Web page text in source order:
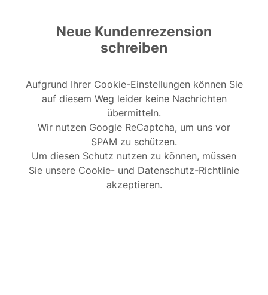
Neue Kundenrezension
schreiben
Aufgrund Ihrer Cookie-Einstellungen können Sie
auf diesem Weg leider keine Nachrichten
übermitteln.
Wir nutzen Google ReCaptcha, um uns vor
SPAM zu schützen.
Um diesen Schutz nutzen zu können, müssen
Sie unsere Cookie- und Datenschutz-Richtlinie
akzeptieren.